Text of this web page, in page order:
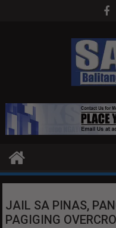
JAIL SA PINAS,
PAGIGING